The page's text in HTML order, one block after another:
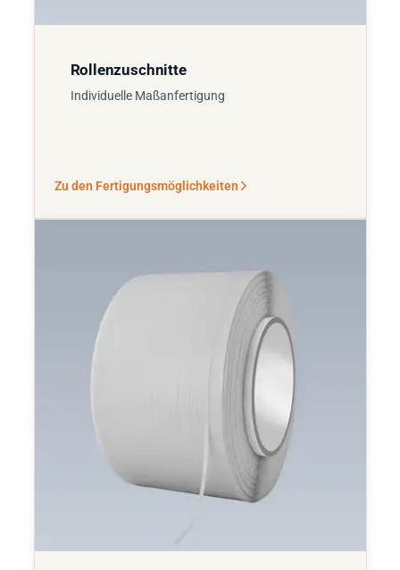
Rollenzuschnitte
Individuelle Maßanfertigung
Zu den Fertigungsmöglichkeiten